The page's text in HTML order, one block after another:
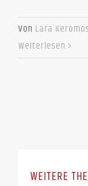
Von Lara
Weiterlesen
WEITERE